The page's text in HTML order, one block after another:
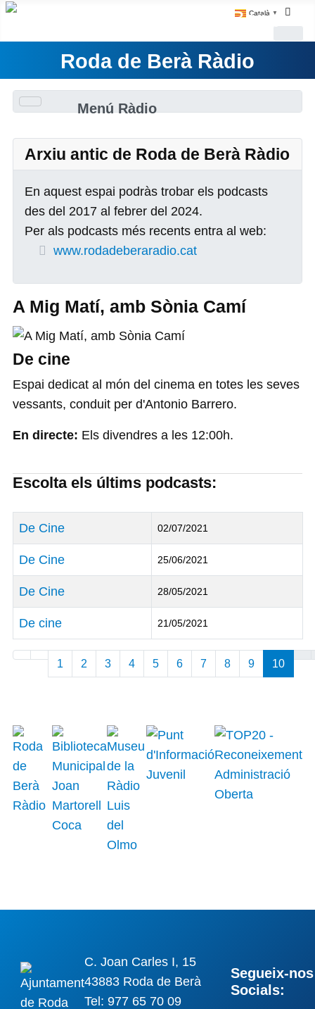
Català ▼
Roda de Berà Ràdio
Menú Ràdio
Arxiu antic de Roda de Berà Ràdio
En aquest espai podràs trobar els podcasts
des del 2017 al febrer del 2024.
Per als podcasts més recents entra al web:
www.rodadeberaradio.cat
A Mig Matí, amb Sònia Camí
De cine
Espai dedicat al món del cinema en totes les seves
vessants, conduit per d'Antonio Barrero.
En directe: Els divendres a les 12:00h.
Escolta els últims podcasts:
Articles
Títol Data de Publicació
De Cine 02/07/2021
De Cine 25/06/2021
De Cine 28/05/2021
De cine 21/05/2021
1 2 3 4 5 6 7 8 9 10
C. Joan Carles I, 15
43883 Roda de Berà
Tel: 977 65 70 09
Segueix-
Socials: